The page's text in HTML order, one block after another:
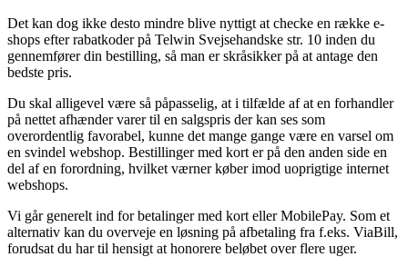
Det kan dog ikke desto mindre blive nyttigt at checke en række e-
shops efter rabatkoder på Telwin Svejsehandske str. 10 inden du
gennemfører din bestilling, så man er skråsikker på at antage den
bedste pris.
Du skal alligevel være så påpasselig, at i tilfælde af at en forhandler
på nettet afhænder varer til en salgspris der kan ses som
overordentlig favorabel, kunne det mange gange være en varsel om
en svindel webshop. Bestillinger med kort er på den anden side en
del af en forordning, hvilket værner køber imod uoprigtige internet
webshops.
Vi går generelt ind for betalinger med kort eller MobilePay. Som et
alternativ kan du overveje en løsning på afbetaling fra f.eks. ViaBill,
forudsat du har til hensigt at honorere beløbet over flere uger.